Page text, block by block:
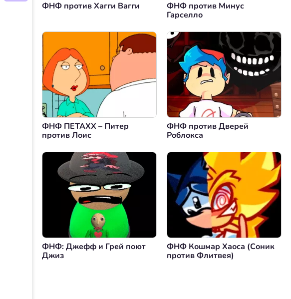
ФНФ против Хагги Вагги
ФНФ против Минус
Гарселло
ФНФ ПЕТАХХ – Питер
против Лоис
ФНФ против Дверей
Роблокса
ФНФ: Джефф и Грей поют
Джиз
ФНФ Кошмар Хаоса (Соник
против Флитвея)